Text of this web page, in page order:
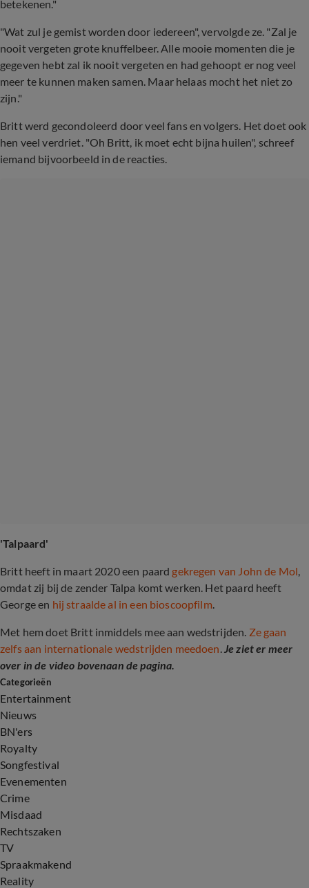
betekenen."
"Wat zul je gemist worden door iedereen", vervolgde ze. "Zal je
nooit vergeten grote knuffelbeer. Alle mooie momenten die je
gegeven hebt zal ik nooit vergeten en had gehoopt er nog veel
meer te kunnen maken samen. Maar helaas mocht het niet zo
zijn."
Britt werd gecondoleerd door veel fans en volgers. Het doet ook
hen veel verdriet. "Oh Britt, ik moet echt bijna huilen", schreef
iemand bijvoorbeeld in de reacties.
'Talpaard'
Britt heeft in maart 2020 een paard gekregen van John de Mol,
omdat zij bij de zender Talpa komt werken. Het paard heeft
George en hij straalde al in een bioscoopfilm.
Met hem doet Britt inmiddels mee aan wedstrijden. Ze gaan
zelfs aan internationale wedstrijden meedoen.Je ziet er meer
over in de video bovenaan de pagina.
Categorieën
Entertainment
Nieuws
BN'ers
Royalty
Songfestival
Evenementen
Crime
Misdaad
Rechtszaken
TV
Spraakmakend
Reality